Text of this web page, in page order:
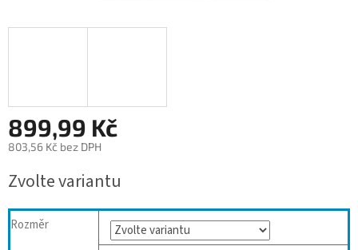
899,99 Kč
803,56 Kč bez DPH
cena:
Zvolte variantu
Rozměr